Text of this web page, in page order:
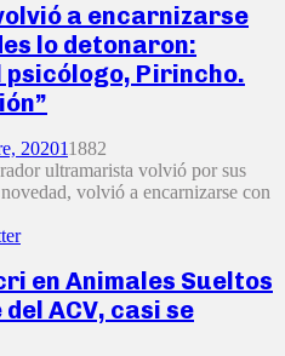
a encarnizarse
lo detonaron:
Pirincho.
202011882
ultramarista volvió por sus
volvió a encarnizarse con
en Animales Sueltos
ACV, casi se